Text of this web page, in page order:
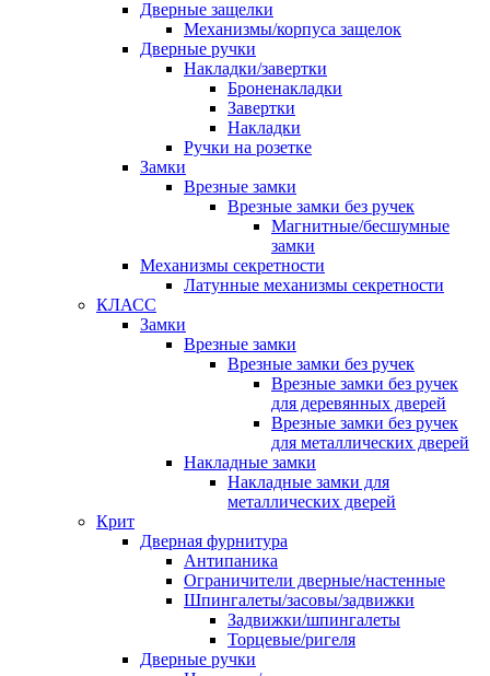
Дверные защелки
Механизмы/корпуса защелок
Дверные ручки
Накладки/завертки
Броненакладки
Завертки
Накладки
Ручки на розетке
Замки
Врезные замки
Врезные замки без ручек
Магнитные/бесшумные
замки
Механизмы секретности
Латунные механизмы секретности
КЛАСС
Замки
Врезные замки
Врезные замки без ручек
Врезные замки без ручек
для деревянных дверей
Врезные замки без ручек
для металлических дверей
Накладные замки
Накладные замки для
металлических дверей
Крит
Дверная фурнитура
Антипаника
Ограничители дверные/настенные
Шпингалеты/засовы/задвижки
Задвижки/шпингалеты
Торцевые/ригеля
Дверные ручки